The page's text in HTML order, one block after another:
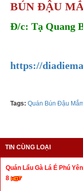
BÚN ĐẬU
Đ/c: Tạ Quang
https://
Tags: Quán Bún Đậu
TIN CÙNG LOẠI
Quán Lẩu Gà Lá É Phú
8